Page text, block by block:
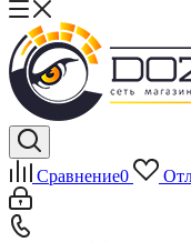
Сравнение0